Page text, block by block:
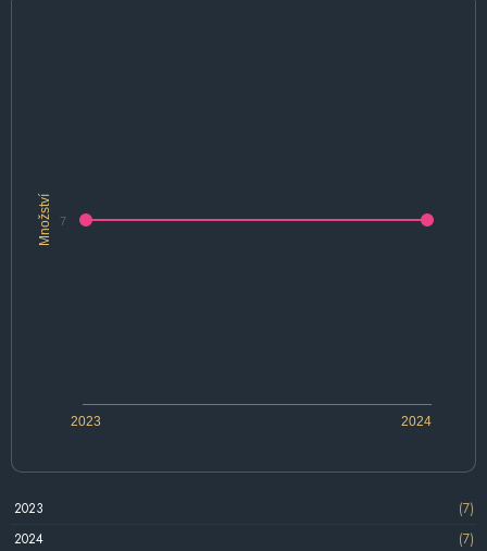
Množství
2023 2024
7
2023
(7)
2024
(7)